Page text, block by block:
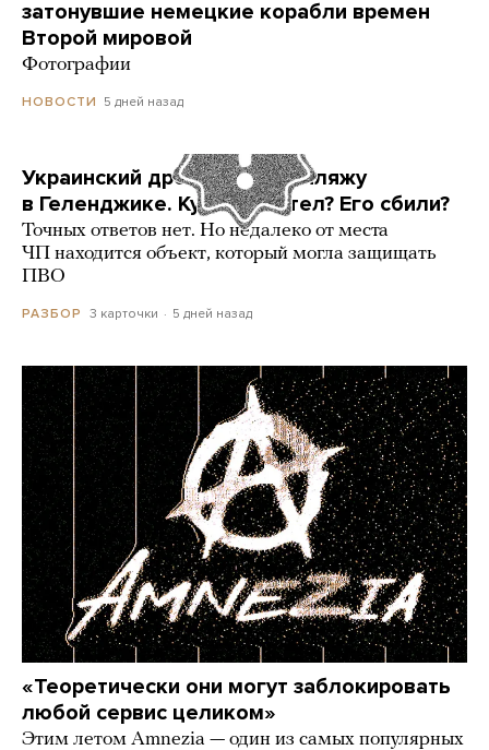
затонувшие немецкие корабли времен
Второй мировой
Фотографии
НОВОСТИ 5 дней назад
Украинский дрон попал по пляжу
в Геленджике. Куда он летел? Его сбили?
Точных ответов нет. Но недалеко от места
ЧП находится объект, который могла защищать
ПВО
РАЗБОР 3 карточки 5 дней назад
«Теоретически они могут заблокировать
любой сервис целиком»
Этим летом Amnezia — один из самых популярных